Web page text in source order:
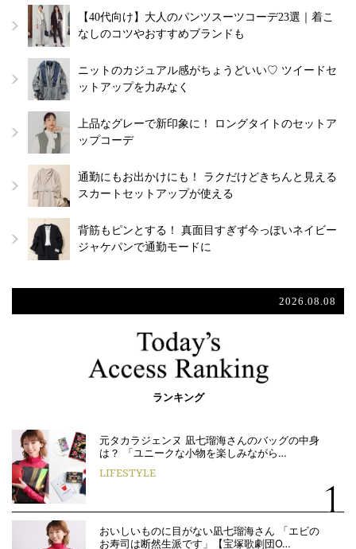
【40代向け】大人のパンツスーツコーデ23選｜着こ
なしのコツやおすすめブランドも
ニットのカジュアル感がちょうどいい♡ ツイードセ
ットアップを力みなく
上品なグレーで新印象に！ ロングタイトのセットア
ップコーデ
通勤にもお出かけにも！ ラクだけどきちんと見える
スカートセットアップが使える
背筋もピンとする！ 真面目すぎず今っぽいネイビー
ジャケパンで通勤モードに
2026.08.08
ランキング
元タカラジェンヌ 凪七瑠海さんのバッグの中身
は？ 「ユニークな小物を楽しみながら…
LIFESTYLE
おいしいものに目がない凪七瑠海さん 「エビの
お寿司は断然生派です」【宝塚歌劇団O…